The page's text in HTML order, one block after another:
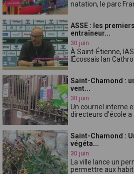
natation, le parc
ASSE : les
entraîneur...
30 juin
À Saint-Étienne,
lÉcossais Ian
Saint-Chamond :
vent...
30 juin
Un courriel interne
directeurs d'école a
Saint-Chamond :
végéta...
30 juin
La ville lance un
permettre aux